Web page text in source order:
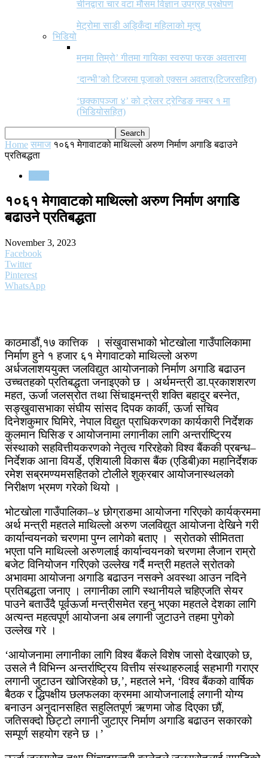
चीनद्वारा चार वटा मौसम विज्ञान उपग्रह प्रक्षेपण
मेट्रोमा साडी अड्किँदा महिलाको मृत्यु
भिडियो
मनमा तिम्रो’ गीतमा गायिका स्वरुपा फरक अवतारमा
‘दान्भी’को टिजरमा पूजाको एक्सन अवतार(टिजरसहित)
‘छक्कापञ्जा ४’ को ट्रेलर ट्रेन्डिङ नम्बर १ मा
(भिडियोसहित)
Home समाज १०६१ मेगावाटको माथिल्लो अरुण निर्माण अगाडि बढाउने
प्रतिबद्धता
१०६१ मेगावाटको माथिल्लो अरुण निर्माण अगाडि
बढाउने प्रतिबद्धता
November 3, 2023
Facebook
Twitter
Pinterest
WhatsApp
काठमाडौं,१७ कात्तिक । संखुवासभाको भोटखोला गाउँपालिकामा
निर्माण हुने १ हजार ६१ मेगावाटको माथिल्लो अरुण
अर्धजलाशययुक्त जलविद्युत आयोजनाको निर्माण अगाडि बढाउन
उच्चतहको प्रतिबद्धता जनाइएको छ । अर्थमन्त्री डा.प्रकाशशरण
महत, ऊर्जा जलस्रोत तथा सिंचाइमन्त्री शक्ति बहादुर बस्नेत,
सङ्खुवासभाका संघीय सांसद दिपक कार्की, ऊर्जा सचिव
दिनेशकुमार घिमिरे, नेपाल विद्युत प्राधिकरणका कार्यकारी निर्देशक
कुलमान घिसिङ र आयोजनामा लगानीका लागि अन्तर्राष्ट्रिय
संस्थाको सहवित्तीयकरणको नेतृत्व गरिरहेको विश्व बैंककी प्रबन्ध–
निर्देशक आना वियर्डे, एशियाली विकास बैंक (एडिबी)का महानिर्देशक
रमेश सब्रमण्यमसहितको टोलीले शुक्रबार आयोजनास्थलको
निरीक्षण भ्रमण गरेको थियो ।
भोटखोला गाउँपालिका–४ छोग्राङमा आयोजना गरिएको कार्यक्रममा
अर्थ मन्त्री महतले माथिल्लो अरुण जलविद्युत आयोजना देखिने गरी
कार्यान्वयनको चरणमा पुग्न लागेको बताए । स्रोतको सीमितता
भएता पनि माथिल्लो अरुणलाई कार्यान्वयनको चरणमा लैजान राम्रो
बजेट विनियोजन गरिएको उल्लेख गर्दै मन्त्री महतले स्रोतको
अभावमा आयोजना अगाडि बढाउन नसक्ने अवस्था आउन नदिने
प्रतिबद्धता जनाए । लगानीका लागि स्थानीयले चहिएजति सेयर
पाउने बताउँदै पूर्वऊर्जा मन्त्रीसमेत रहनु भएका महतले देशका लागि
अत्यन्त महत्वपूर्ण आयोजना अब लगानी जुटाउने तहमा पुगेको
उल्लेख गरे ।
‘आयोजनामा लगानीका लागि विश्व बैंकले विशेष जासो देखाएको छ,
उसले नै विभिन्न अन्तर्राष्ट्रिय वित्तीय संस्थाहरुलाई सहभागी गराएर
लगानी जुटाउन खोजिरहेको छ,’, महतले भने, ‘विश्व बैंकको वार्षिक
बैठक र द्धिपक्षीय छलफलका क्रममा आयोजनालाई लगानी योग्य
बनाउन अनुदानसहित सहुलितपूर्ण ऋणमा जोड दिएका छौं,
जतिसक्दो छिट्टो लगानी जुटाएर निर्माण अगाडि बढाउन सकारको
सम्पूर्ण सहयोग रहने छ ।’